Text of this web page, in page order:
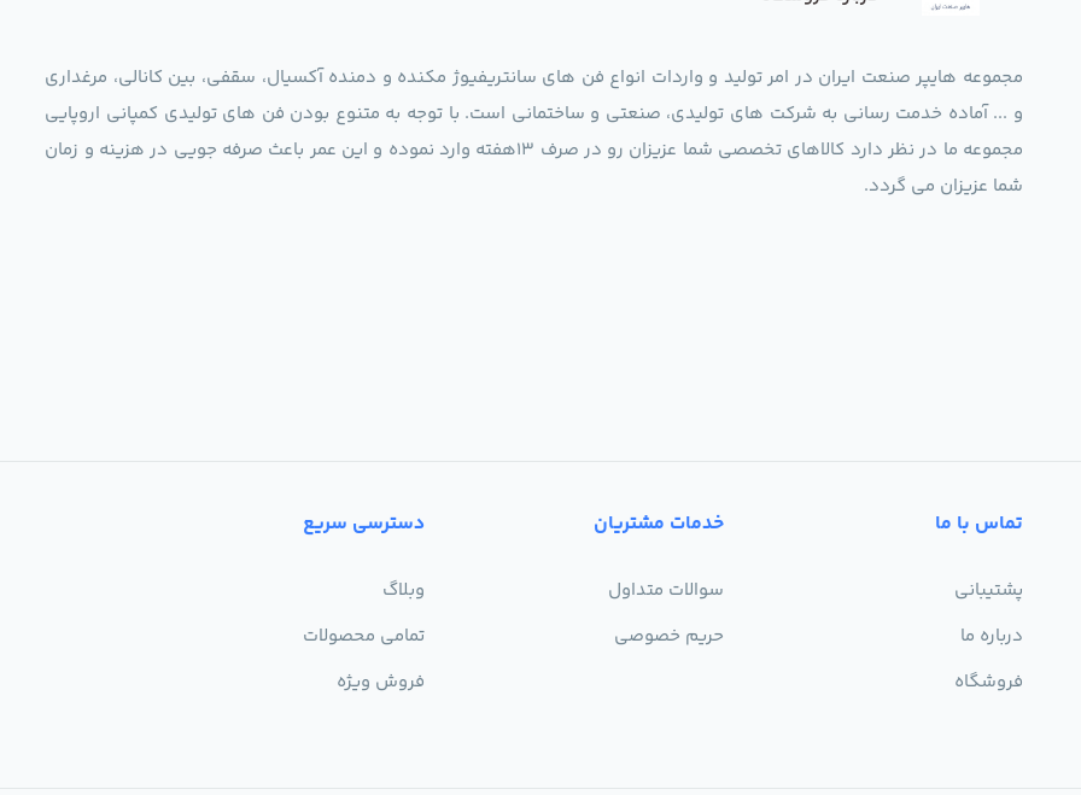
مجموعه هایپر صنعت ایران در امر تولید و واردات انواع فن های سانتریفیوژ مکنده و دمنده آکسیال، سقفی، بین کانالی، مرغداری
و ... آماده خدمت رسانی به شرکت های تولیدی، صنعتی و ساختمانی است. با توجه به متنوع بودن فن های تولیدی کمپانی اروپایی
مجموعه ما در نظر دارد کالاهای تخصصی شما عزیزان رو در صرف 13هفته وارد نموده و این عمر باعث صرفه جویی در هزینه و زمان
شما عزیزان می گردد.
تماس با ما
پشتیبانی
درباره ما
فروشگاه
خدمات مشتریان
سوالات متداول
حریم خصوصی
دسترسی سریع
وبلاگ
تمامی محصولات
فروش ویژه